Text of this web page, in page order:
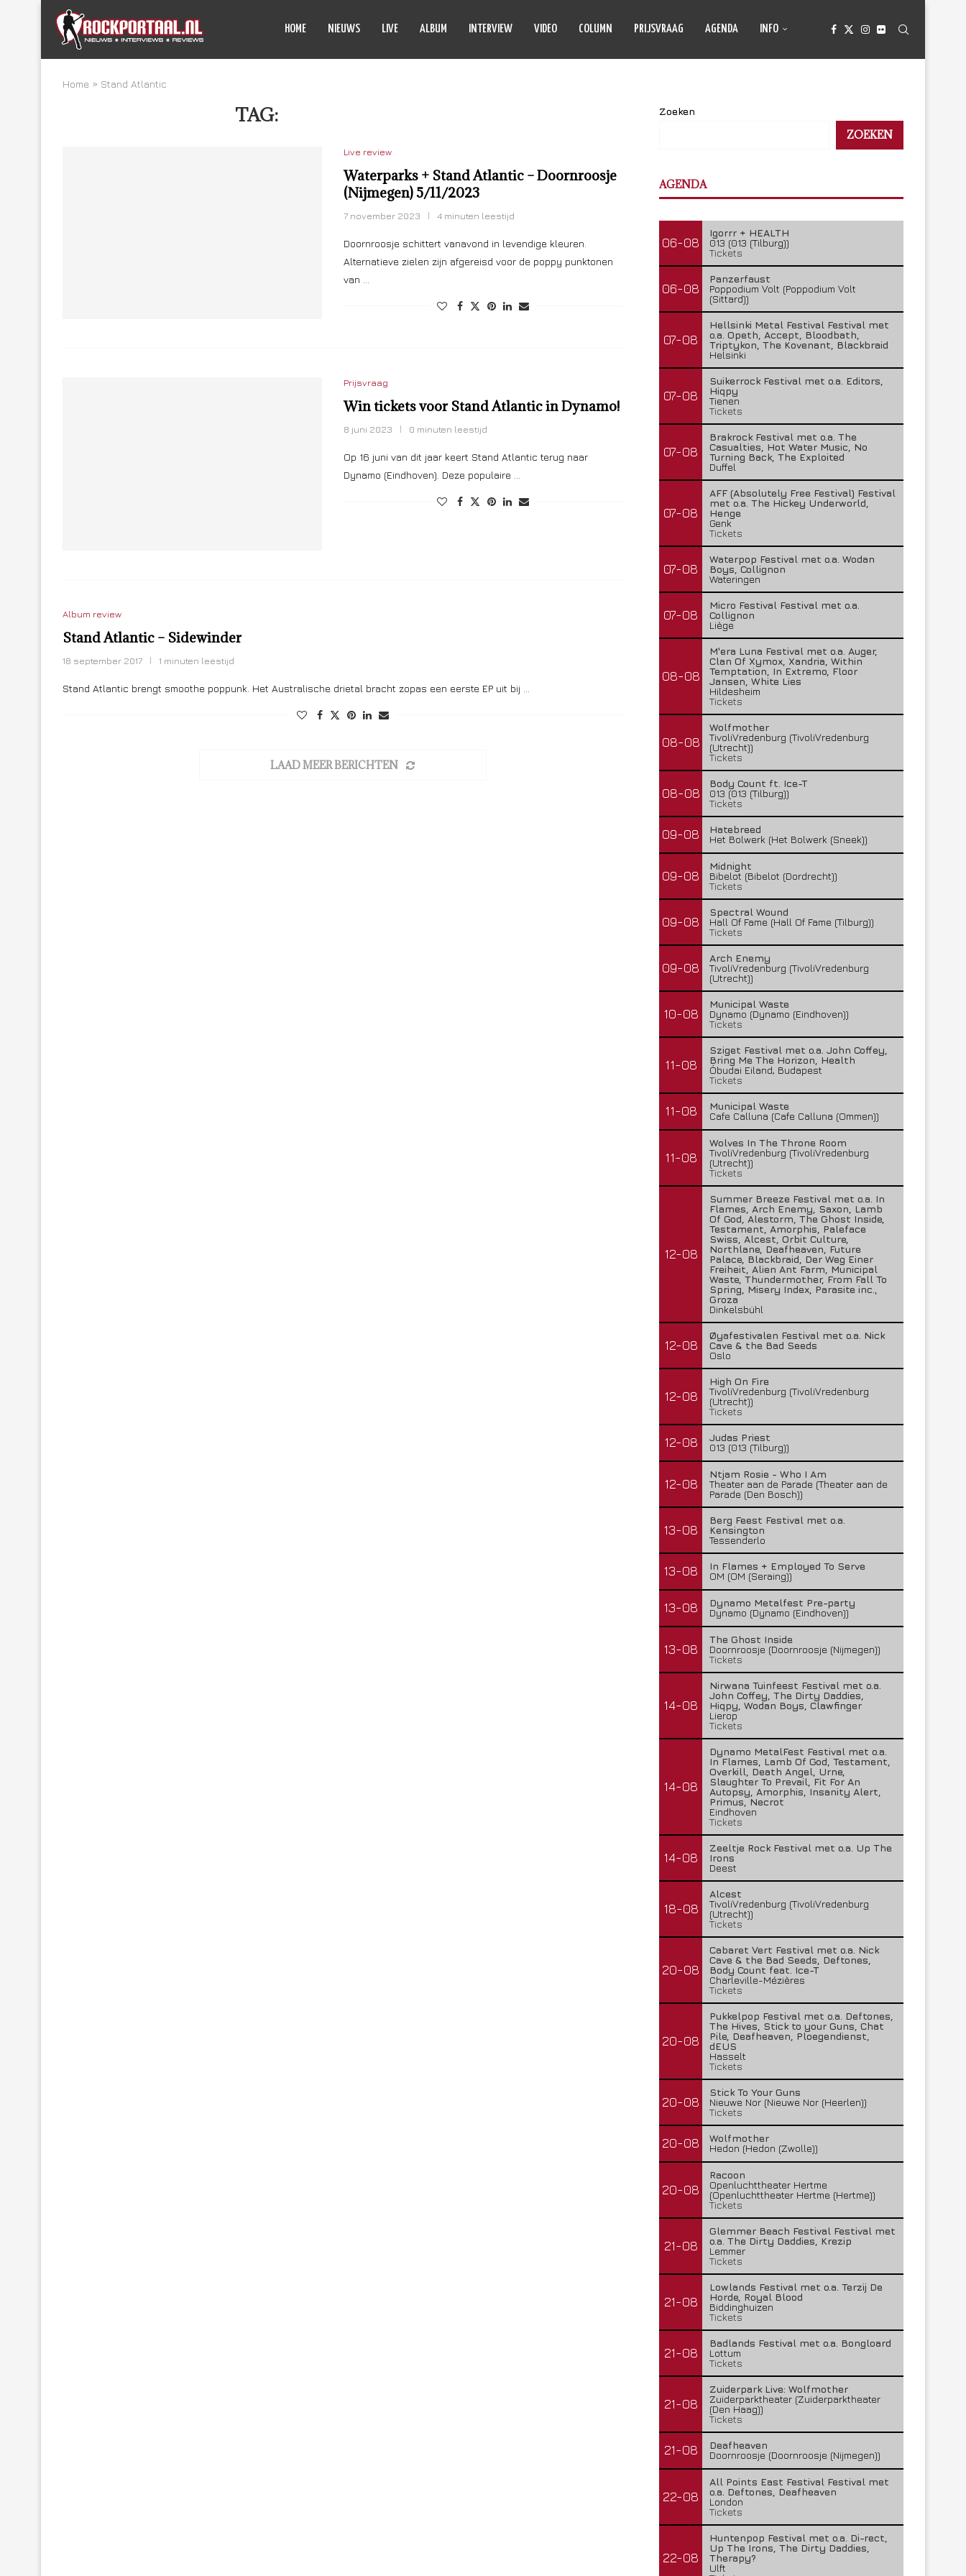
HOME NIEUWS LIVE ALBUM INTERVIEW VIDEO COLUMN PRIJSVRAAG AGENDA INFO
Home » Stand Atlantic
TAG:
Live review
Waterparks + Stand Atlantic – Doornroosje
(Nijmegen) 5/11/2023
7 november 2023 4 minuten leestijd
Doornroosje schittert vanavond in levendige kleuren.
Alternatieve zielen zijn afgereisd voor de poppy punktonen
van …
Prijsvraag
Win tickets voor Stand Atlantic in Dynamo!
8 juni 2023 0 minuten leestijd
Op 16 juni van dit jaar keert Stand Atlantic terug naar
Dynamo (Eindhoven). Deze populaire …
Album review
Stand Atlantic – Sidewinder
18 september 2017 1 minuten leestijd
Stand Atlantic brengt smoothe poppunk. Het Australische drietal bracht zopas een eerste EP uit bij …
LAAD MEER BERICHTEN
Zoeken
ZOEKEN
AGENDA
06-08
Igorrr + HEALTH
013 (013 (Tilburg))
Tickets
06-08
Panzerfaust
Poppodium Volt (Poppodium Volt
(Sittard))
07-08
Hellsinki Metal Festival Festival met
o.a. Opeth, Accept, Bloodbath,
Triptykon, The Kovenant, Blackbraid
Helsinki
07-08
Suikerrock Festival met o.a. Editors,
Hiqpy
Tienen
Tickets
07-08
Brakrock Festival met o.a. The
Casualties, Hot Water Music, No
Turning Back, The Exploited
Duffel
07-08
AFF (Absolutely Free Festival) Festival
met o.a. The Hickey Underworld,
Henge
Genk
Tickets
07-08
Waterpop Festival met o.a. Wodan
Boys, Collignon
Wateringen
07-08
Micro Festival Festival met o.a.
Collignon
Liège
08-08
M'era Luna Festival met o.a. Auger,
Clan Of Xymox, Xandria, Within
Temptation, In Extremo, Floor
Jansen, White Lies
Hildesheim
Tickets
08-08
Wolfmother
TivoliVredenburg (TivoliVredenburg
(Utrecht))
Tickets
08-08
Body Count ft. Ice-T
013 (013 (Tilburg))
Tickets
09-08
Hatebreed
Het Bolwerk (Het Bolwerk (Sneek))
09-08
Midnight
Bibelot (Bibelot (Dordrecht))
Tickets
09-08
Spectral Wound
Hall Of Fame (Hall Of Fame (Tilburg))
Tickets
09-08
Arch Enemy
TivoliVredenburg (TivoliVredenburg
(Utrecht))
10-08
Municipal Waste
Dynamo (Dynamo (Eindhoven))
Tickets
11-08
Sziget Festival met o.a. John Coffey,
Bring Me The Horizon, Health
Óbudai Eiland, Budapest
Tickets
11-08
Municipal Waste
Cafe Calluna (Cafe Calluna (Ommen))
11-08
Wolves In The Throne Room
TivoliVredenburg (TivoliVredenburg
(Utrecht))
Tickets
12-08
Summer Breeze Festival met o.a. In
Flames, Arch Enemy, Saxon, Lamb
Of God, Alestorm, The Ghost Inside,
Testament, Amorphis, Paleface
Swiss, Alcest, Orbit Culture,
Northlane, Deafheaven, Future
Palace, Blackbraid, Der Weg Einer
Freiheit, Alien Ant Farm, Municipal
Waste, Thundermother, From Fall To
Spring, Misery Index, Parasite inc.,
Groza
Dinkelsbühl
12-08
Øyafestivalen Festival met o.a. Nick
Cave & the Bad Seeds
Oslo
12-08
High On Fire
TivoliVredenburg (TivoliVredenburg
(Utrecht))
Tickets
12-08
Judas Priest
013 (013 (Tilburg))
12-08
Ntjam Rosie - Who I Am
Theater aan de Parade (Theater aan de
Parade (Den Bosch))
13-08
Berg Feest Festival met o.a.
Kensington
Tessenderlo
13-08
In Flames + Employed To Serve
OM (OM (Seraing))
13-08
Dynamo Metalfest Pre-party
Dynamo (Dynamo (Eindhoven))
13-08
The Ghost Inside
Doornroosje (Doornroosje (Nijmegen))
Tickets
14-08
Nirwana Tuinfeest Festival met o.a.
John Coffey, The Dirty Daddies,
Hiqpy, Wodan Boys, Clawfinger
Lierop
Tickets
14-08
Dynamo MetalFest Festival met o.a.
In Flames, Lamb Of God, Testament,
Overkill, Death Angel, Urne,
Slaughter To Prevail, Fit For An
Autopsy, Amorphis, Insanity Alert,
Primus, Necrot
Eindhoven
Tickets
14-08
Zeeltje Rock Festival met o.a. Up The
Irons
Deest
18-08
Alcest
TivoliVredenburg (TivoliVredenburg
(Utrecht))
Tickets
20-08
Cabaret Vert Festival met o.a. Nick
Cave & the Bad Seeds, Deftones,
Body Count feat. Ice-T
Charleville-Mézières
Tickets
20-08
Pukkelpop Festival met o.a. Deftones,
The Hives, Stick to your Guns, Chat
Pile, Deafheaven, Ploegendienst,
dEUS
Hasselt
Tickets
20-08
Stick To Your Guns
Nieuwe Nor (Nieuwe Nor (Heerlen))
Tickets
20-08
Wolfmother
Hedon (Hedon (Zwolle))
20-08
Racoon
Openluchttheater Hertme
(Openluchttheater Hertme (Hertme))
Tickets
21-08
Glemmer Beach Festival Festival met
o.a. The Dirty Daddies, Krezip
Lemmer
Tickets
21-08
Lowlands Festival met o.a. Terzij De
Horde, Royal Blood
Biddinghuizen
Tickets
21-08
Badlands Festival met o.a. Bongloard
Lottum
Tickets
21-08
Zuiderpark Live: Wolfmother
Zuiderparktheater (Zuiderparktheater
(Den Haag))
Tickets
21-08
Deafheaven
Doornroosje (Doornroosje (Nijmegen))
22-08
All Points East Festival Festival met
o.a. Deftones, Deafheaven
London
Tickets
22-08
Huntenpop Festival met o.a. Di-rect,
Up The Irons, The Dirty Daddies,
Therapy?
Ulft